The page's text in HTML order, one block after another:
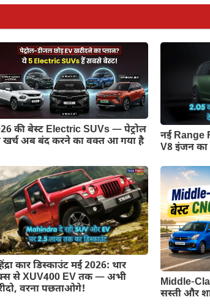
की बेस्ट Electric SUVs — पेट्रोल
खर्च अब बंद करने का वक्त आ गया है
नई Range
V8 इंजन का
कार डिस्काउंट मई 2026: थार
से XUV400 EV तक — अभी
वरना पछताओगे!
Middle-
सस्ती और